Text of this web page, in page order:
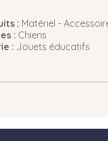
: Matériel -
: Chiens
: Jouets éducatifs